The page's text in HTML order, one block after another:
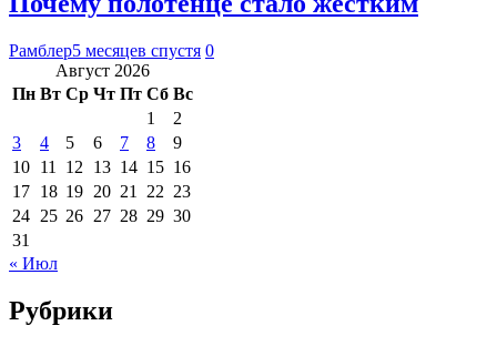
Рамблер5 месяцев спустя 0
Август 2026
Пн Вт Ср Чт Пт Сб Вс
1
2
3
4 5 6 7 8
9
10 11 12 13 14 15 16
17 18 19 20 21 22 23
24 25 26 27 28 29 30
31
« Июл
Рубрики